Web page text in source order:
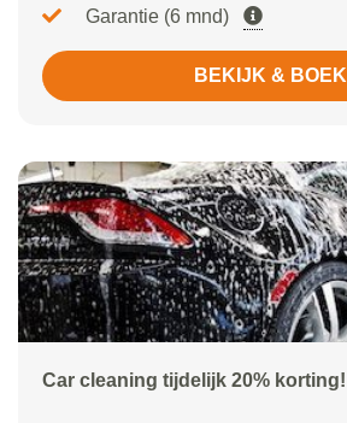
Garantie (6 mnd)
BEKIJK & BOEK
Car cleaning tijdelijk 20% korting!